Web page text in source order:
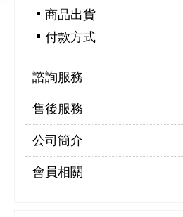
商品出貨
付款方式
諮詢服務
售後服務
公司簡介
會員相關